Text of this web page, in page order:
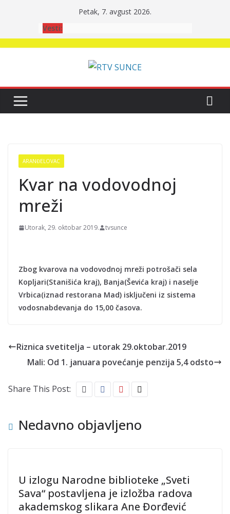
Petak, 7. avgust 2026.
Vesti:
ARANĐELOVAC
Kvar na vodovodnoj
mreži
Utorak, 29. oktobar 2019. tvsunce
Zbog kvarova na vodovodnoj mreži potrošači sela
Kopljari(Stanišića kraj), Banja(Ševića kraj) i naselje
Vrbica(iznad restorana Mad) isključeni iz sistema
vodosnabdevanja do 15,00 časova.
Riznica svetitelja – utorak 29.oktobar.2019
Mali: Od 1. januara povećanje penzija 5,4 odsto
Share This Post:
Nedavno objavljeno
U izlogu Narodne biblioteke „Sveti
Sava“ postavljena je izložba radova
akademskog slikara Ane Đorđević